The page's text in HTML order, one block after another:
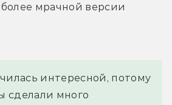
мрачной версии
интересной, потому
сделали много